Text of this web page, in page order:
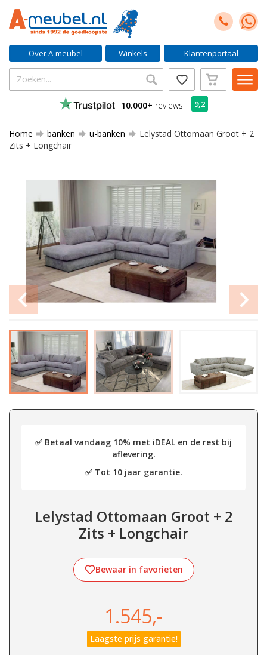
Over A-meubel Winkels Klantenportaal
10.000+ reviews 9,2
Home banken u-banken
Lelystad Ottomaan Groot + 2
Zits + Longchair
✅ Betaal vandaag 10% met iDEAL en de rest bij
aflevering.
✅ Tot 10 jaar garantie.
Lelystad Ottomaan Groot + 2
Zits + Longchair
Bewaar in favorieten
1.545,-
Laagste prijs garantie!